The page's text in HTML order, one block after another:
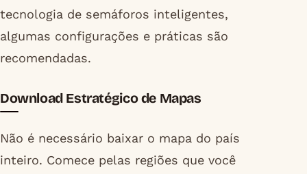
tecnologia de semáforos inteligentes,
algumas configurações e práticas são
recomendadas.
Download Estratégico de Mapas
Não é necessário baixar o mapa do país
inteiro. Comece pelas regiões que você